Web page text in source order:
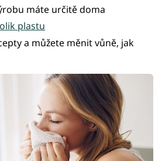
máte určitě doma
plastu
a můžete měnit vůně, jak